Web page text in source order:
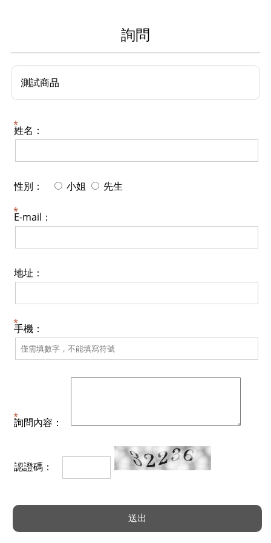
詢問
測試商品
姓名：
性別： 小姐 先生
E-mail：
地址：
手機：
詢問內容：
認證碼：